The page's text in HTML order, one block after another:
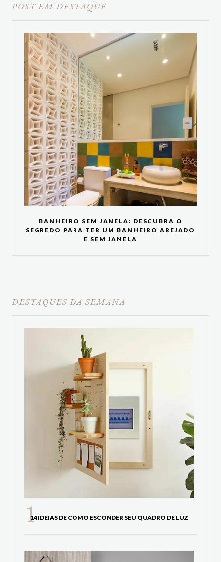
POST EM DESTAQUE
BANHEIRO SEM JANELA: DESCUBRA O
SEGREDO PARA TER UM BANHEIRO AREJADO
E SEM JANELA
DESTAQUES DA SEMANA
14 IDEIAS DE COMO ESCONDER SEU QUADRO DE LUZ